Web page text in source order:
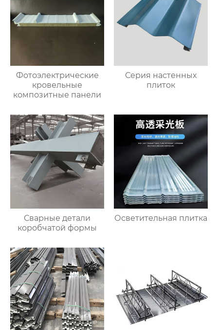
Фотоэлектрические
кровельные
композитные панели
Серия настенных
плиток
Сварные детали
коробчатой формы
Осветительная плитка